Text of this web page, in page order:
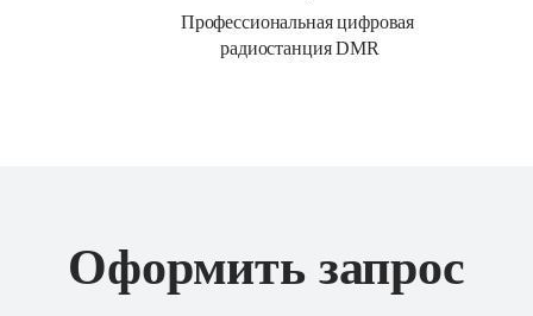
Профессиональная цифровая
радиостанция DMR
Оформить запрос